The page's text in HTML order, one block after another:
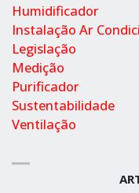
Humidificador
Instalação Ar
Legislação
Medição
Purificador
Sustentabilidade
Ventilação